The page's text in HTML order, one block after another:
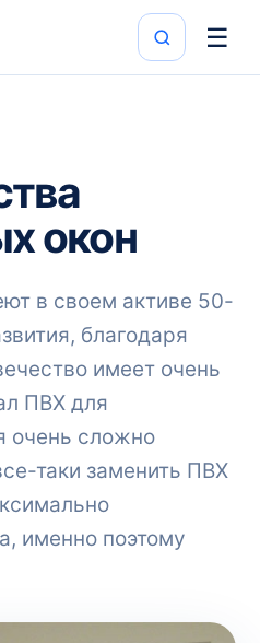
☰
окон
в своем активе 50-
благодаря
имеет очень
ПВХ для
очень сложно
таки заменить ПВХ
именно поэтому